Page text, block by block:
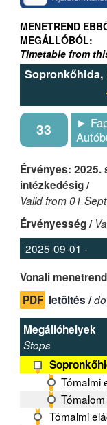
MENETREND
MEGÁLLÓBÓL:
Timetable from
Sopronkőhida,
33
►
Érvényes: 2025.
intézkedésig /
Valid from 01
Érvényesség /
Vonali
PDF letöltés /
Megállóhelyek
Stops
Tómalmi
Tómalmi